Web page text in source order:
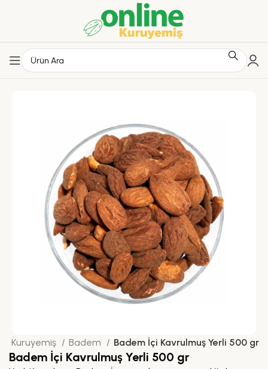
Kuruyemiş Badem Badem İçi Kavrulmuş Yerli 500 gr
Badem İçi Kavrulmuş Yerli 500 gr